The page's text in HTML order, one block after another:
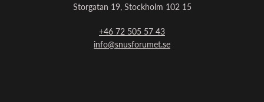
Storgatan 19, Stockholm 102 15
+46 72 505 57 43
info@snusforumet.se